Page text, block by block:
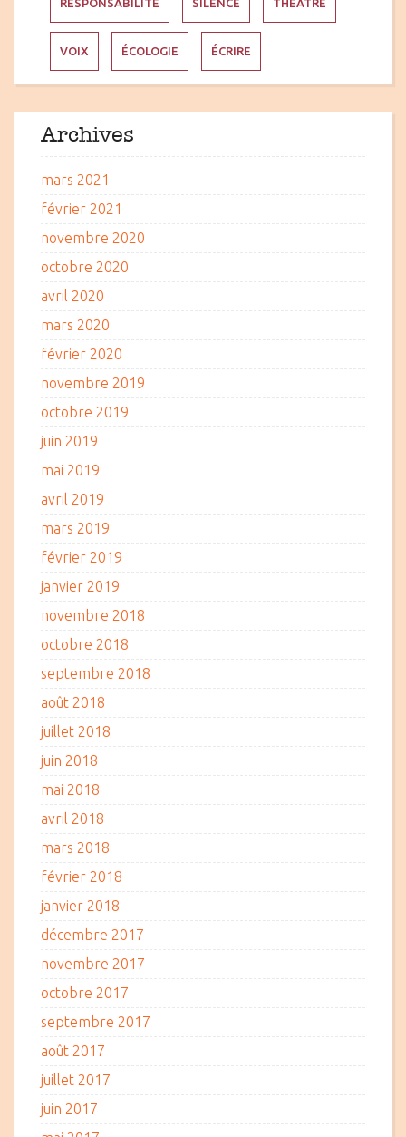
RESPONSABILITÉ SILENCE THÉÂTRE
VOIX ÉCOLOGIE ÉCRIRE
Archives
mars 2021
février 2021
novembre 2020
octobre 2020
avril 2020
mars 2020
février 2020
novembre 2019
octobre 2019
juin 2019
mai 2019
avril 2019
mars 2019
février 2019
janvier 2019
novembre 2018
octobre 2018
septembre 2018
août 2018
juillet 2018
juin 2018
mai 2018
avril 2018
mars 2018
février 2018
janvier 2018
décembre 2017
novembre 2017
octobre 2017
septembre 2017
août 2017
juillet 2017
juin 2017